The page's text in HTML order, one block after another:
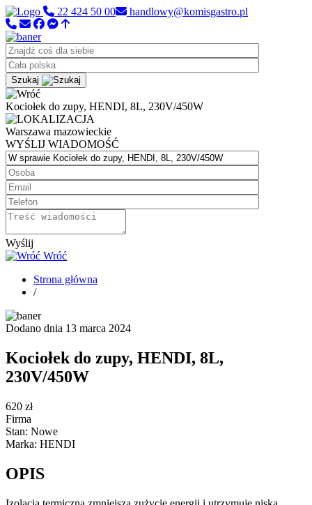
22 424 50 00 handlowy@komisgastro.pl
Szukaj
Kociołek do zupy, HENDI, 8L, 230V/450W
Warszawa mazowieckie
WYŚLIJ WIADOMOŚĆ
Wyślij
Wróć
Strona główna
/
Dodano dnia 13 marca 2024
Kociołek do zupy, HENDI, 8L,
230V/450W
620 zł
Firma
Stan: Nowe
Marka: HENDI
OPIS